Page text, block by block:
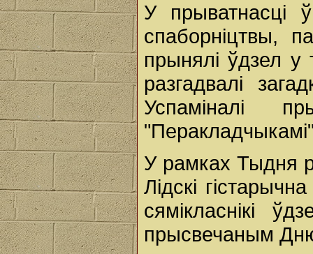
У прыватнасці
спаборніцтвы,
прынялі ўдзел
разгадвалі
Успаміналі
У рамках Тыдня
Лідскі
сямікласнікі
прысвечаным